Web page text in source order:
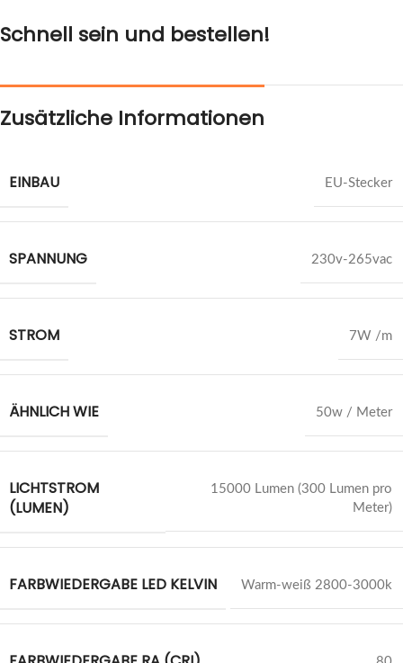
Schnell sein und bestellen!
Zusätzliche Informationen
EINBAU EU-Stecker
SPANNUNG 230v-265vac
STROM 7W /m
ÄHNLICH WIE 50w / Meter
LICHTSTROM
(LUMEN)
15000 Lumen (300 Lumen pro
Meter)
FARBWIEDERGABE LED KELVIN Warm-weiß 2800-3000k